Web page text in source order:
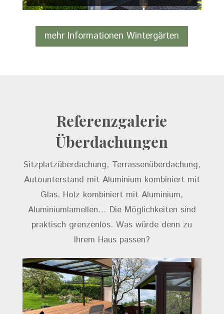
mehr Informationen Wintergärten
Referenzgalerie
Überdachungen
Sitzplatzüberdachung, Terrassenüberdachung,
Autounterstand mit Aluminium kombiniert mit
Glas, Holz kombiniert mit Aluminium,
Aluminiumlamellen… Die Möglichkeiten sind
praktisch grenzenlos. Was würde denn zu
Ihrem Haus passen?